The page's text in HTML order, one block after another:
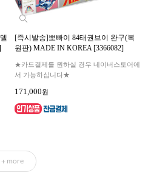
[즉시발송]뽀빠이 84태권브이 완구(복
원판) MADE IN KOREA [3366082]
★카드결제를 원하실 경우 네이버스토어에
서 가능하십니다★
171,000원
+ more